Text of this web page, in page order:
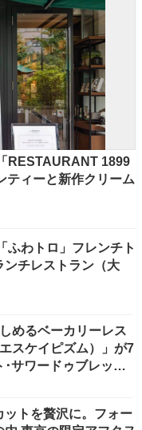
RESTAURANT 1899
ティーと新作クリーム
ふわトロ」フレンチト
ンチレストラン（大
めるベーカリーレス
スケイピズム）」が7
サワードゥブレッド･
！店内では定番パン
ットを贅沢に。フォー